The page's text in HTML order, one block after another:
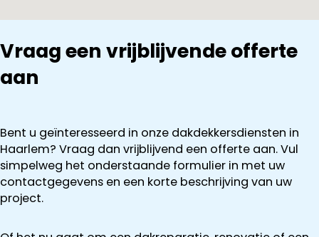
Vraag een vrijblijvende offerte
aan
Bent u geïnteresseerd in onze dakdekkersdiensten in
Haarlem? Vraag dan vrijblijvend een offerte aan. Vul
simpelweg het onderstaande formulier in met uw
contactgegevens en een korte beschrijving van uw
project.